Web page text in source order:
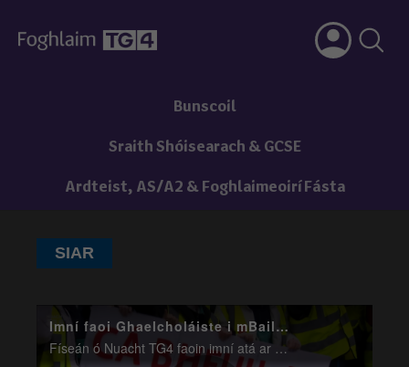
Bunscoil
Sraith Shóisearach & GCSE
Ardteist, AS/A2 & Foghlaimeoirí Fásta
SIAR
Imní faoi Ghaelcholáiste i mBaile Átha Cliath
Físeán ó Nuacht TG4 faoin imní atá ar thuismitheoirí faoina laghad eolais ón Roinn Oideachais faoi Ghaelcholáiste Synge atá le hoscailt i mBÁC sa bhFómhar.